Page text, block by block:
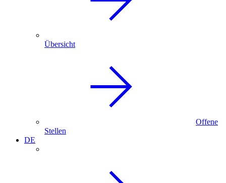
Übersicht
Offene
Stellen
DE